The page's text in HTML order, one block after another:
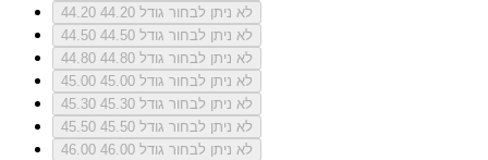
44.20
לא ניתן לבחור גודל 44.20
44.50
לא ניתן לבחור גודל 44.50
44.80
לא ניתן לבחור גודל 44.80
45.00
לא ניתן לבחור גודל 45.00
45.30
לא ניתן לבחור גודל 45.30
45.50
לא ניתן לבחור גודל 45.50
46.00
לא ניתן לבחור גודל 46.00